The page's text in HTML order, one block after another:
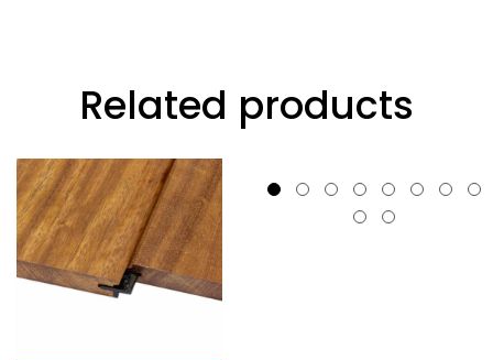
Related products